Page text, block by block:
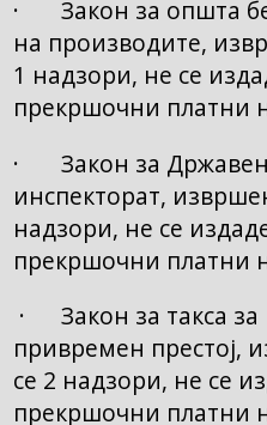
· Закон за општа
на производите,
1 надзори, не се
прекршочни платни
· Закон за Државен
инспекторат,
надзори, не се
прекршочни платни
· Закон за такса за
привремен престој,
се 2 надзори, не се
прекршочни платни